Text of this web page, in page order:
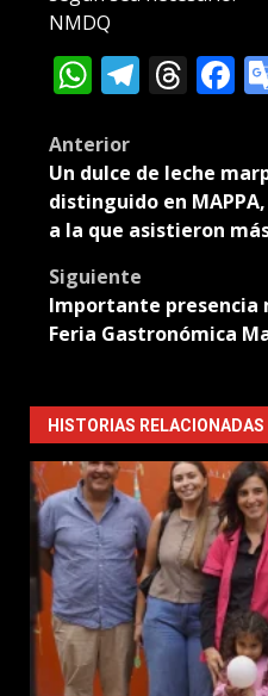
NMDQ
Post
navigation
Anterior
Un dulce de leche
distinguido en
a la que asistieron
Siguiente
Importante presencia
Feria Gastronómica
HISTORIAS RELACIONADAS